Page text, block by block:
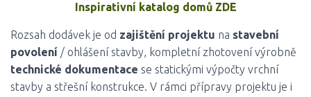
Inspirativní katalog domů ZDE
Rozsah dodávek je od zajištění projektu na stavební
povolení / ohlášení stavby, kompletní zhotovení výrobně
technické dokumentace se statickými výpočty vrchní
stavby a střešní konstrukce. V rámci přípravy projektu je i